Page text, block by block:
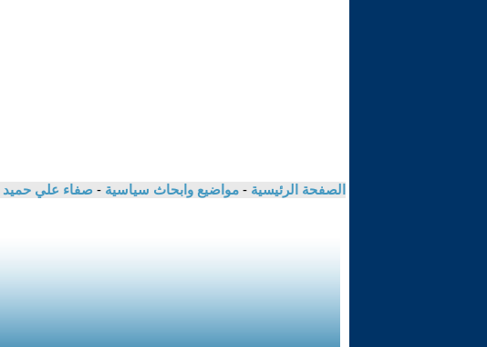
الصفحة الرئيسية - مواضيع وابحاث سياسية - صفاء علي حميد